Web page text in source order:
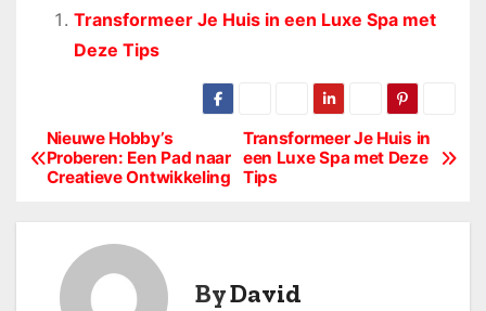
Transformeer Je Huis in een Luxe Spa met
Deze Tips
B
Transformeer Je Huis in
een Luxe Spa met Deze
Tips
Nieuwe Hobby’s
Proberen: Een Pad naar
Creatieve Ontwikkeling
ByDavid